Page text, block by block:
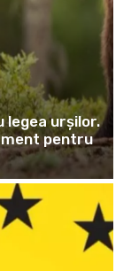
legea urșilor.
pentru